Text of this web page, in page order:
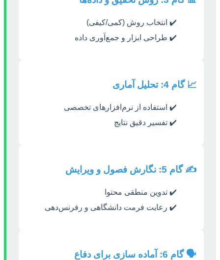
✔️ انتخاب روش (کمی/کیفی)
✔️ طراحی ابزار و جمع‌آوری داده
📈 گام 4: تحلیل آماری
✔️ استفاده از نرم‌افزارهای تخصصی
✔️ تفسیر دقیق نتایج
✍️ گام 5: نگارش فصول و ویرایش
✔️ تدوین منطقی محتوا
✔️ رعایت فرمت دانشگاهی و رفرنس‌دهی
🗣️ گام 6: آماده سازی برای دفاع